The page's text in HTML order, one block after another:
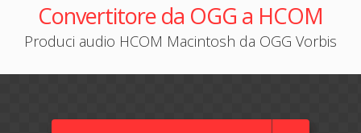
Convertitore da OGG a HCOM
Produci audio HCOM Macintosh da OGG Vorbis